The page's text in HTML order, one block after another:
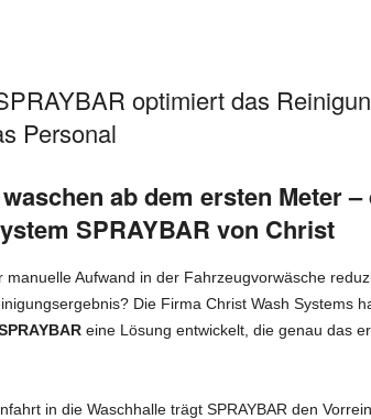
optimiert das
Personal
ab dem ersten Meter
SPRAYBAR von Christ
manuelle Aufwand in der Fahrzeugvorwäsche
Die Firma Christ Wash Systems
eine Lösung entwickelt, die genau das
in die Waschhalle trägt SPRAYBAR den